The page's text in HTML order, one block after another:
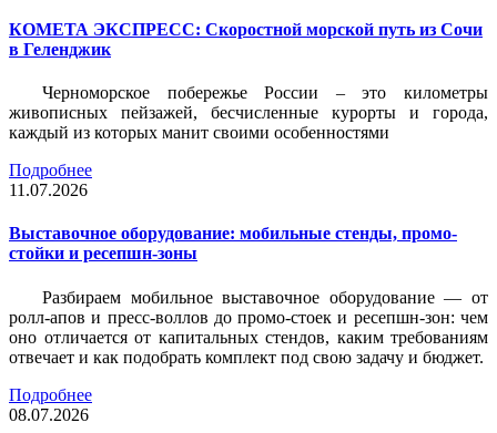
КОМЕТА ЭКСПРЕСС: Скоростной морской путь из Сочи
в Геленджик
Черноморское побережье России – это километры
живописных пейзажей, бесчисленные курорты и города,
каждый из которых манит своими особенностями
Подробнее
11.07.2026
Выставочное оборудование: мобильные стенды, промо-
стойки и ресепшн-зоны
Разбираем мобильное выставочное оборудование — от
ролл-апов и пресс-воллов до промо-стоек и ресепшн-зон: чем
оно отличается от капитальных стендов, каким требованиям
отвечает и как подобрать комплект под свою задачу и бюджет.
Подробнее
08.07.2026